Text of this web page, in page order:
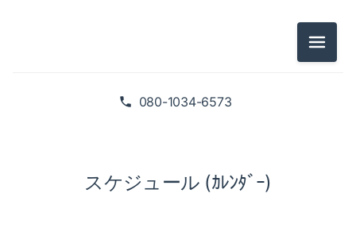
080-1034-6573
メニュ
スケジュール (ｶﾚﾝﾀﾞｰ)